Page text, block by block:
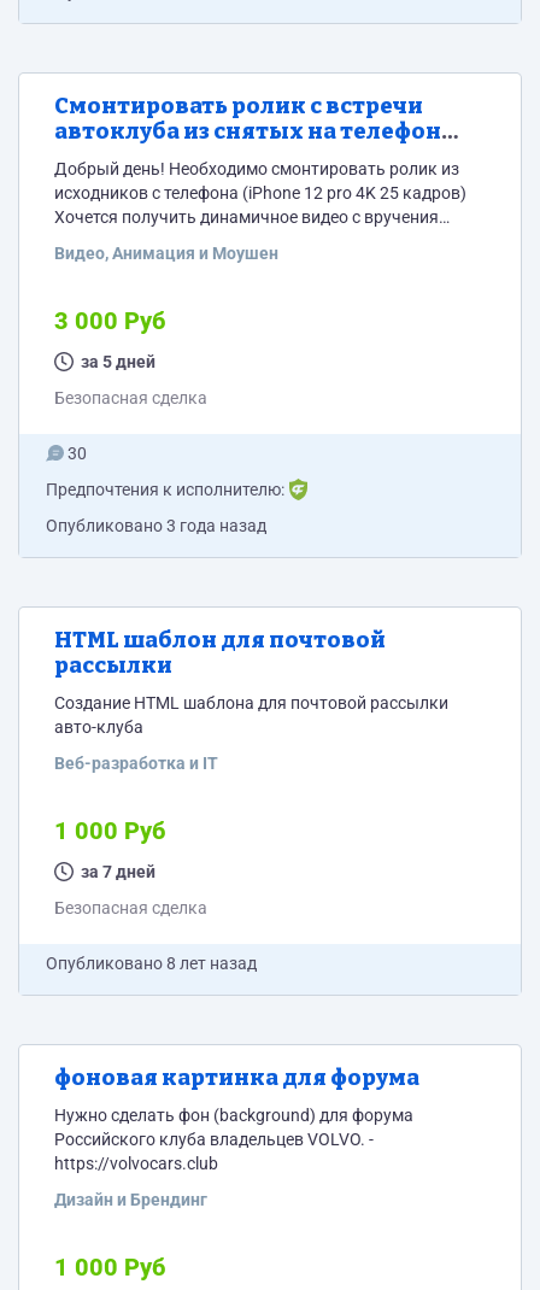
Смонтировать ролик с встречи
автоклуба из снятых на телефон
клипов
Добрый день! Необходимо смонтировать ролик из
исходников с телефона (iPhone 12 pro 4K 25 кадров)
Хочется получить динамичное видео с вручения
Никаких особых требований... красивые и уместные
Продолжительность не более 10 мин.
Видео, Анимация и Моушен
3 000 Руб
за 5 дней
Безопасная сделка
30
Предпочтения к исполнителю:
Опубликовано3 года назад
HTML шаблон для почтовой
рассылки
Создание HTML шаблона для почтовой рассылки
авто-клуба
Веб-разработка и IT
1 000 Руб
за 7 дней
Безопасная сделка
Опубликовано8 лет назад
фоновая картинка для форума
Нужно сделать фон (background) для форума
Российского клуба владельцев VOLVO. -
https://volvocars.club
Дизайн и Брендинг
1 000 Руб